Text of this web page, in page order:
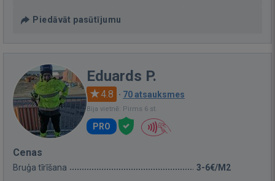
Piedāvāt pasūtījumu
Eduards P.
4.8 · 70 atsauksmes
Bija vietnē: Pirms 6 st.
PRO
Cenas
Bruģa tīrīšana 3-6€/M2